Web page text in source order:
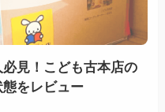
見！こども古本店の
をレビュー